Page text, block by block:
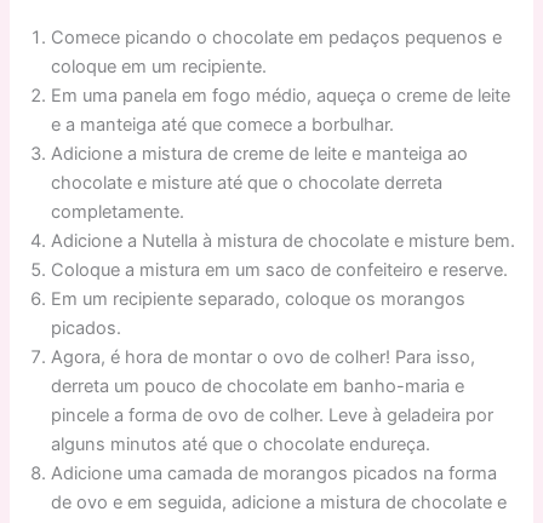
Comece picando o chocolate em pedaços pequenos e
coloque em um recipiente.
Em uma panela em fogo médio, aqueça o creme de leite
e a manteiga até que comece a borbulhar.
Adicione a mistura de creme de leite e manteiga ao
chocolate e misture até que o chocolate derreta
completamente.
Adicione a Nutella à mistura de chocolate e misture bem.
Coloque a mistura em um saco de confeiteiro e reserve.
Em um recipiente separado, coloque os morangos
picados.
Agora, é hora de montar o ovo de colher! Para isso,
derreta um pouco de chocolate em banho-maria e
pincele a forma de ovo de colher. Leve à geladeira por
alguns minutos até que o chocolate endureça.
Adicione uma camada de morangos picados na forma
de ovo e em seguida, adicione a mistura de chocolate e